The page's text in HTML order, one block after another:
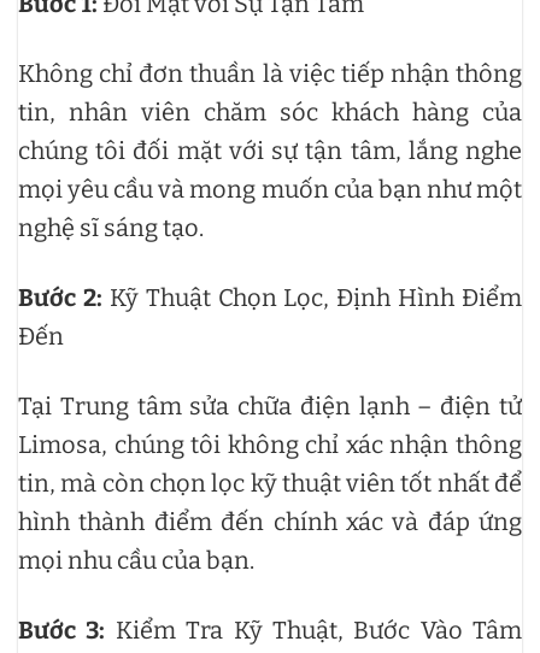
Không chỉ đơn thuần là việc tiếp nhận thông
tin, nhân viên chăm sóc khách hàng của
chúng tôi đối mặt với sự tận tâm, lắng nghe
mọi yêu cầu và mong muốn của bạn như một
nghệ sĩ sáng tạo.
Bước 2: Kỹ Thuật Chọn Lọc, Định Hình Điểm
Đến
Tại Trung tâm sửa chữa điện lạnh – điện tử
Limosa, chúng tôi không chỉ xác nhận thông
tin, mà còn chọn lọc kỹ thuật viên tốt nhất để
hình thành điểm đến chính xác và đáp ứng
mọi nhu cầu của bạn.
Bước 3: Kiểm Tra Kỹ Thuật, Bước Vào Tâm